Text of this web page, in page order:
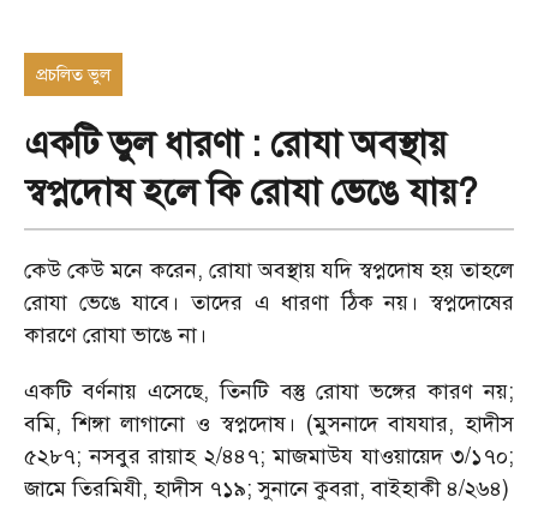
প্রচলিত ভুল
একটি ভুল ধারণা : রোযা অবস্থায়
স্বপ্নদোষ হলে কি রোযা ভেঙে যায়?
কেউ কেউ মনে করেন, রোযা অবস্থায় যদি স্বপ্নদোষ হয় তাহলে
রোযা ভেঙে যাবে। তাদের এ ধারণা ঠিক নয়। স্বপ্নদোষের
কারণে রোযা ভাঙে না।
একটি বর্ণনায় এসেছে,তিনটি বস্তু রোযা ভঙ্গের কারণ নয়;
বমি,শিঙ্গা লাগানো ও স্বপ্নদোষ। (মুসনাদে বাযযার,হাদীস
৫২৮৭;নসবুর রায়াহ ২/৪৪৭;মাজমাউয যাওয়ায়েদ ৩/১৭০;
জামে তিরমিযী,হাদীস ৭১৯;সুনানে কুবরা,বাইহাকী ৪/২৬৪)